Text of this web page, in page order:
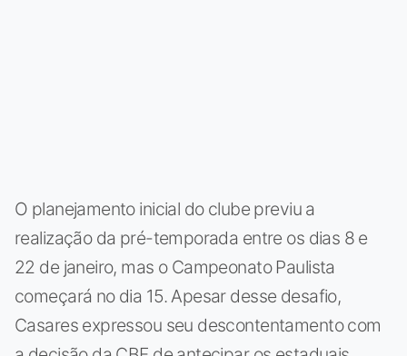
O planejamento inicial do clube previu a
realização da pré-temporada entre os dias 8 e
22 de janeiro, mas o Campeonato Paulista
começará no dia 15. Apesar desse desafio,
Casares expressou seu descontentamento com